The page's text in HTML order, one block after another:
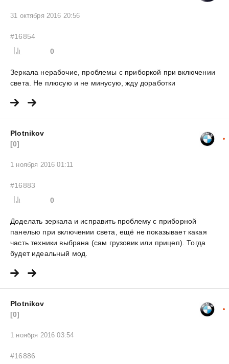
31 октября 2016 20:56
#16854
0
Зеркала нерабочие, проблемы с приборкой при включении
света. Не плюсую и не минусую, жду доработки
Plotnikov
[0]
1 ноября 2016 01:11
#16883
0
Доделать зеркала и исправить проблему с приборной
панелью при включении света, ещё не показывает какая
часть техники выбрана (сам грузовик или прицеп). Тогда
будет идеальный мод.
Plotnikov
[0]
1 ноября 2016 03:54
#16886